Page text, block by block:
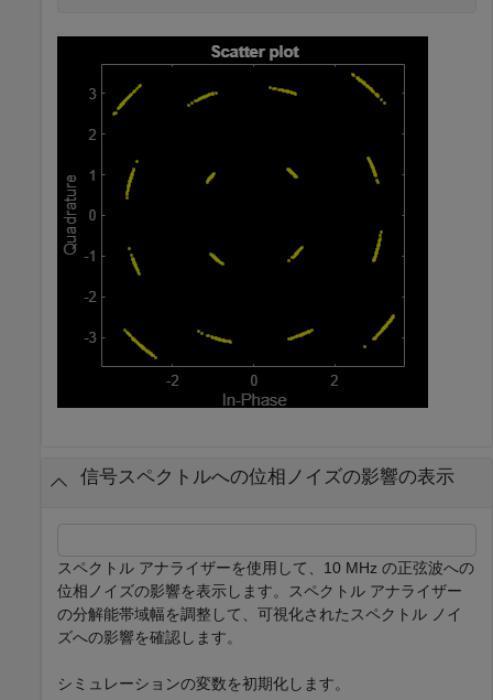
信号スペクトルへの位相ノイズの影響の表示
スペクトル アナライザーを使用して、10 MHz の正弦波への
位相ノイズの影響を表示します。スペクトル アナライザー
の分解能帯域幅を調整して、可視化されたスペクトル ノイ
ズへの影響を確認します。
シミュレーションの変数を初期化します。